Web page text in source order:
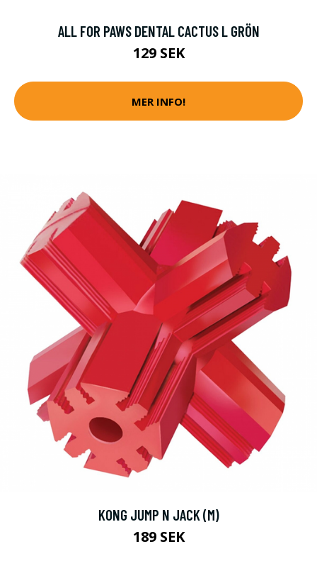
ALL FOR PAWS DENTAL CACTUS L GRÖN
129 SEK
MER INFO!
KONG JUMP N JACK (M)
189 SEK